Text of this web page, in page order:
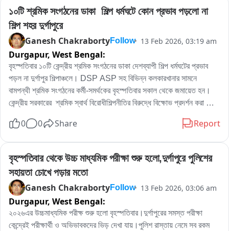
সময় রড ব্যবহার করা হচ্ছে না বলে তাঁদের অভিযোগ। বাসিন্দাদের বক্তব্য,
“অন্যদিকে রড দিয়ে ঢালাই হয়েছে, এখানে কেন হবে না? তাই কাজ বন্ধ রাখতে
বলেছি। কী সিডিউল অনুযায়ী কাজ হচ্ছে, সেটিও দেখাতে বলা হয়েছে"।
১০টি শ্রমিক সংগঠনের ডাকা  শিল্প ধর্মঘটে কোন প্রভাব পড়লো না
শিল্প শহর দুর্গাপুরে
Ganesh ChakrabortyFollow 13 Feb 2026, 03:19 am
Durgapur, West Bengal:
বৃহস্পতিবার ১০টি কেন্দ্রীয় শ্রমিক সংগঠনের ডাকা দেশব্যাপী শিল্প ধর্মঘটের প্রভাব
পড়ল না দুর্গাপুর শিল্পাঞ্চলে। DSP ASP সহ বিভিন্ন কলকারখানার সামনে
বামপন্থী শ্রমিক সংগঠনের কর্মী-সমর্থকের বৃহস্পতিবার সকাল থেকে জমায়েত হন।
কেন্দ্রীয় সরকারের  শ্রমিক স্বার্থ বিরোধীশিল্পনীতির বিরুদ্ধে বিক্ষোভ প্রদর্শন করা
স্বপন মজুমদার  বিক্ষোভে সামিল হয়ে শিল্প ধর্মঘট কেন ডাকা হয়েছে তার কারন ব্যাখা
0 0 Share Report
বৃহস্পতিবার থেকে উচ্চ মাধ্যমিক পরীক্ষা শুরু হলো,দুর্গাপুরে পুলিশের
সহায়তা চোখে পড়ার মতো
Ganesh ChakrabortyFollow 13 Feb 2026, 03:06 am
Durgapur, West Bengal:
২০২৬এর উচ্চমাধ্যমিক পরীক্ষ শুরু হলো বৃহস্পতিবার।দুর্গাপুরের সমস্ত পরীক্ষা
কেন্দ্রেই পরীক্ষার্থী ও অভিভাবকদের ভিড় দেখা যায়।পুলিশ রাস্তায় নেমে সব রকম